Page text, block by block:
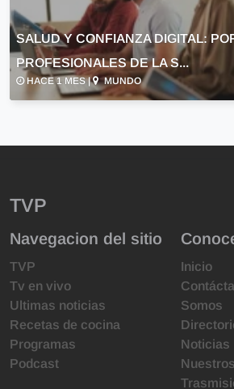
SALUD Y CONFIANZA DIGITAL:
PROFESIONALES DE LA S...
HACE 1 MES | MUNDO
TVP
Navegacion del sitio
TVP
Tv en vivo
Ultimas noticias
Recetas de cocina
Programas
Podcast
Inicio
Somos
Noticias